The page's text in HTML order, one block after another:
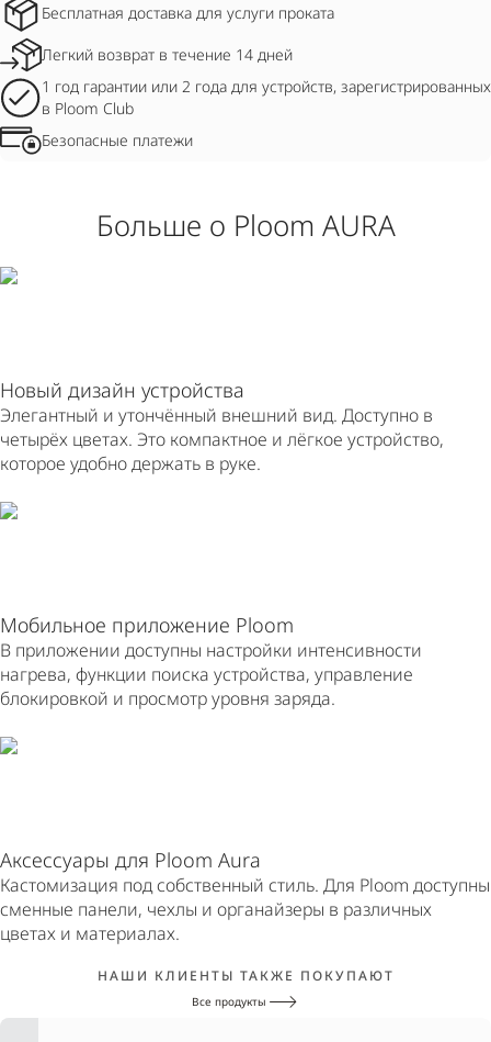
Бесплатная доставка для услуги проката
Легкий возврат в течение 14 дней
1 год гарантии или 2 года для устройств, зарегистрированных
в Ploom Club
Безопасные платежи
Больше о Ploom AURA
Новый дизайн устройства
Элегантный и утончённый внешний вид. Доступно в
четырёх цветах. Это компактное и лёгкое устройство,
которое удобно держать в руке.
Мобильное приложение Ploom
В приложении доступны настройки интенсивности
нагрева, функции поиска устройства, управление
блокировкой и просмотр уровня заряда.
Аксессуары для Ploom Aura
Кастомизация под собственный стиль. Для Ploom доступны
сменные панели, чехлы и органайзеры в различных
цветах и материалах.
НАШИ КЛИЕНТЫ ТАКЖЕ ПОКУПАЮТ
Все продукты